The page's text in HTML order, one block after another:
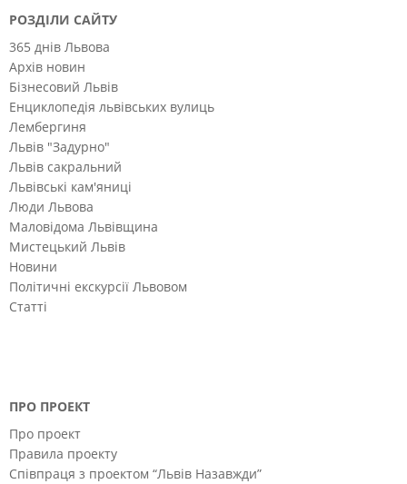
РОЗДІЛИ САЙТУ
365 днів Львова
Архів новин
Бізнесовий Львів
Енциклопедія львівських вулиць
Лембергиня
Львів "Задурно"
Львів сакральний
Львівські кам'яниці
Люди Львова
Маловідома Львівщина
Мистецький Львів
Новини
Політичні екскурсії Львовом
Статті
ПРО ПРОЕКТ
Про проект
Правила проекту
Співпраця з проектом “Львів Назавжди”